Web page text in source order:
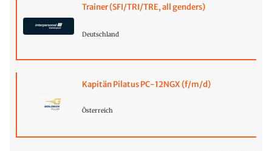
Trainer (SFI/TRI/TRE, all genders)
Deutschland
Kapitän Pilatus PC-12NGX (f/m/d)
Österreich